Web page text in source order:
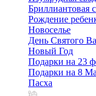
Бриллиантовая
Рождение
Новоселье
День Святого
Новый Год
Подарки на 23
Подарки на 8
Пасха